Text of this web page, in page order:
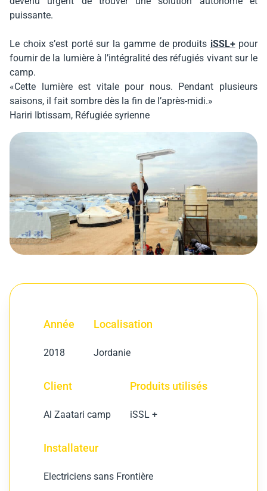
puissante.
Le choix s’est porté sur la gamme de produits iSSL+pour
fournir de la lumière à l’intégralité des réfugiés vivant sur le
camp.
«Cette lumière est vitale pour nous. Pendant plusieurs
saisons, il fait sombre dès la fin de l’après-midi.»
Hariri Ibtissam, Réfugiée syrienne
Année
2018
Localisation
Jordanie
Client
Al Zaatari camp
Produits utilisés
iSSL +
Installateur
Electriciens sans Frontière